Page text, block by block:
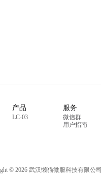
产品
LC-03
服务
微信群
用户指南
© 2026 武汉懒猫微服科技有限公司